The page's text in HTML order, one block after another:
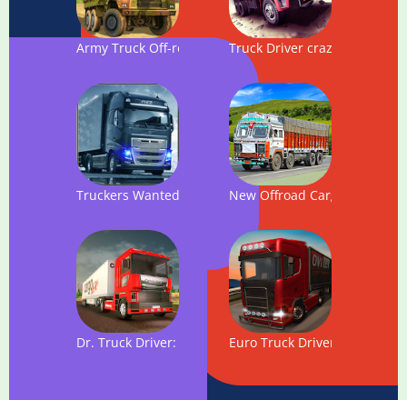
Army Truck Off-road Drive Cargo Duty
Truck Driver crazy road
Truckers Wanted: Cargo Truck Transport
New Offroad Cargo Truck
Dr. Truck Driver: Real Truck Simulator 3D
Euro Truck Driver - 2018